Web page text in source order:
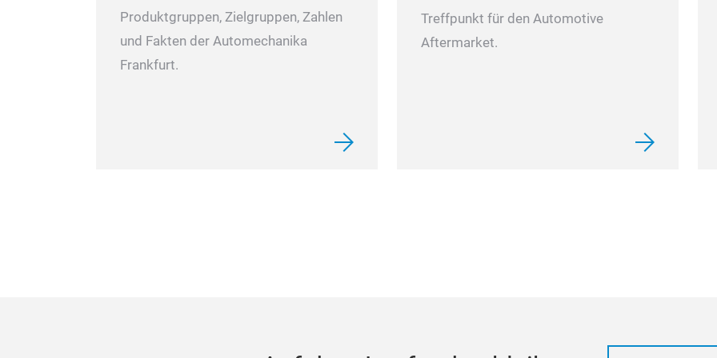
Produktgruppen, Zielgruppen, Zahlen
und Fakten der Automechanika
Frankfurt.
Treffpunkt für den Automotive
Aftermarket.